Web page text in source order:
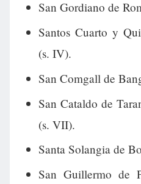
San Gordiano de
Santos Cuarto y
(s. IV).
San Comgall de
San Cataldo de
(s. VII).
Santa Solangia de
San Guillermo de